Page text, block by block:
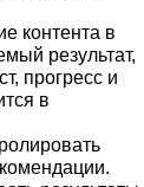
контента в
результат,
прогресс и
в